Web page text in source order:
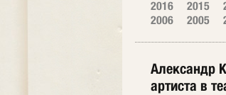
2016
2015
2006
2005
Александр
артиста в